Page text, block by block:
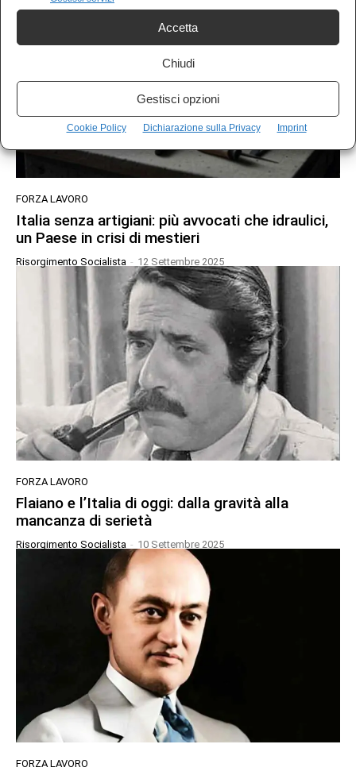
Accetta
Chiudi
Gestisci opzioni
Cookie Policy Dichiarazione sulla Privacy Imprint
FORZA LAVORO
Italia senza artigiani: più avvocati che idraulici,
un Paese in crisi di mestieri
Risorgimento Socialista - 12 Settembre 2025
FORZA LAVORO
Flaiano e l’Italia di oggi: dalla gravità alla
mancanza di serietà
Risorgimento Socialista - 10 Settembre 2025
FORZA LAVORO